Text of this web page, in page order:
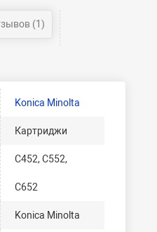
(1)
Konica Minolta
Картриджи
C452, C552,
C652
Konica Minolta